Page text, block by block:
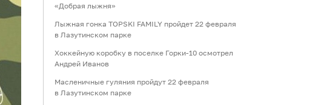
«Добрая лыжня»
Лыжная гонка TOPSKI FAMILY пройдет 22 февраля
в Лазутинском парке
Хоккейную коробку в поселке Горки-10 осмотрел
Андрей Иванов
Масленичные гуляния пройдут 22 февраля
в Лазутинском парке